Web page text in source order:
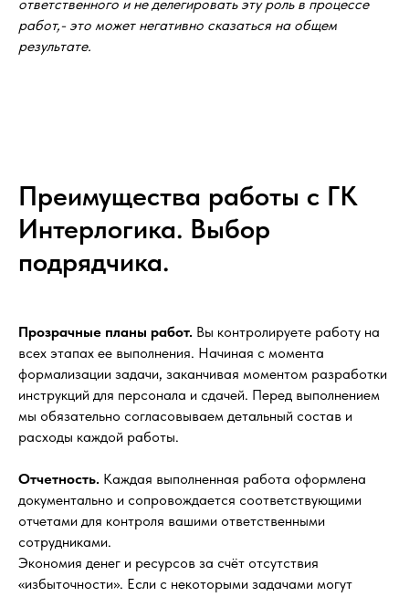
ответственного и не делегировать эту роль в процессе
работ,- это может негативно сказаться на общем
результате.
Преимущества работы с ГК
Интерлогика. Выбор
подрядчика.
Прозрачные планы работ. Вы контролируете работу на
всех этапах ее выполнения. Начиная с момента
формализации задачи, заканчивая моментом разработки
инструкций для персонала и сдачей. Перед выполнением
мы обязательно согласовываем детальный состав и
расходы каждой работы.
Отчетность. Каждая выполненная работа оформлена
документально и сопровождается соответствующими
отчетами для контроля вашими ответственными
сотрудниками.
Экономия денег и ресурсов за счёт отсутствия
«избыточности». Если с некоторыми задачами могут